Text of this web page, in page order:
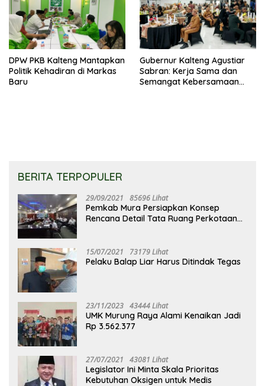
DPW PKB Kalteng Mantapkan
Politik Kehadiran di Markas
Baru
Gubernur Kalteng Agustiar
Sabran: Kerja Sama dan
Semangat Kebersamaan
BERITA TERPOPULER
29/09/2021 85696 Lihat
Pemkab Mura Persiapkan Konsep
Rencana Detail Tata Ruang Perkotaan
15/07/2021 73179 Lihat
Pelaku Balap Liar Harus Ditindak Tegas
23/11/2023 43444 Lihat
UMK Murung Raya Alami Kenaikan Jadi
Rp 3.562.377
27/07/2021 43081 Lihat
Legislator Ini Minta Skala Prioritas
Kebutuhan Oksigen untuk Medis